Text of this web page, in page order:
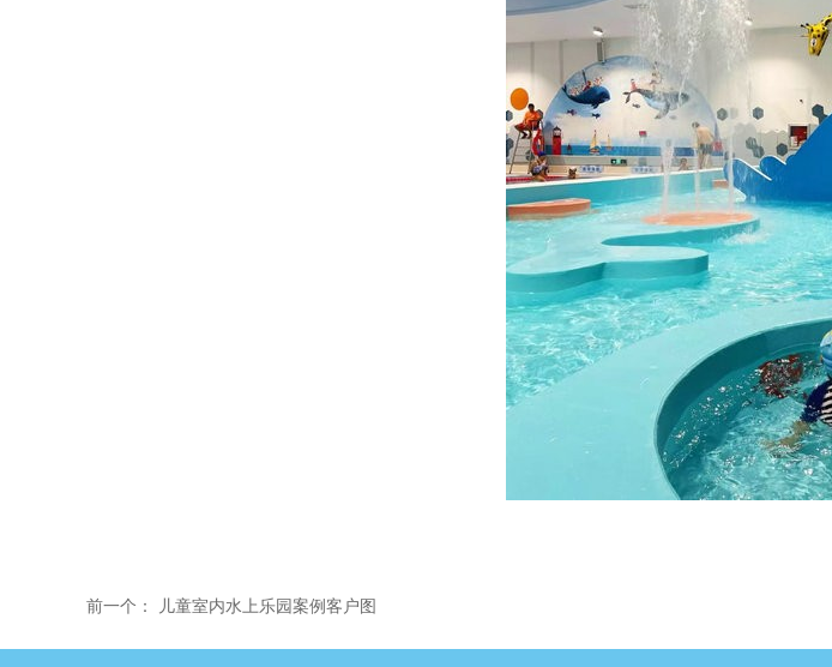
前一个： 儿童室内水上乐园案例客户图